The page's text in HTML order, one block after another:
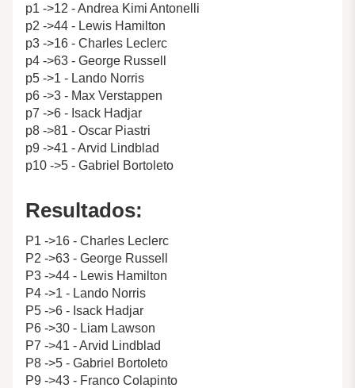
p1 ->12 - Andrea Kimi Antonelli
p2 ->44 - Lewis Hamilton
p3 ->16 - Charles Leclerc
p4 ->63 - George Russell
p5 ->1 - Lando Norris
p6 ->3 - Max Verstappen
p7 ->6 - Isack Hadjar
p8 ->81 - Oscar Piastri
p9 ->41 - Arvid Lindblad
p10 ->5 - Gabriel Bortoleto
Resultados:
P1 ->16 - Charles Leclerc
P2 ->63 - George Russell
P3 ->44 - Lewis Hamilton
P4 ->1 - Lando Norris
P5 ->6 - Isack Hadjar
P6 ->30 - Liam Lawson
P7 ->41 - Arvid Lindblad
P8 ->5 - Gabriel Bortoleto
P9 ->43 - Franco Colapinto